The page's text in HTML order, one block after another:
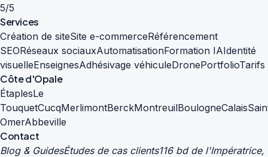
5/5
Services
Création de siteSite e-commerceRéférencement
SEORéseaux sociauxAutomatisationFormation IAIdentité
visuelleEnseignesAdhésivage véhiculeDronePortfolioTarifs
Côte d'Opale
ÉtaplesLe
TouquetCucqMerlimontBerckMontreuilBoulogneCalais
OmerAbbeville
Contact
Blog & GuidesÉtudes de cas clients116 bd de l'Impératrice,